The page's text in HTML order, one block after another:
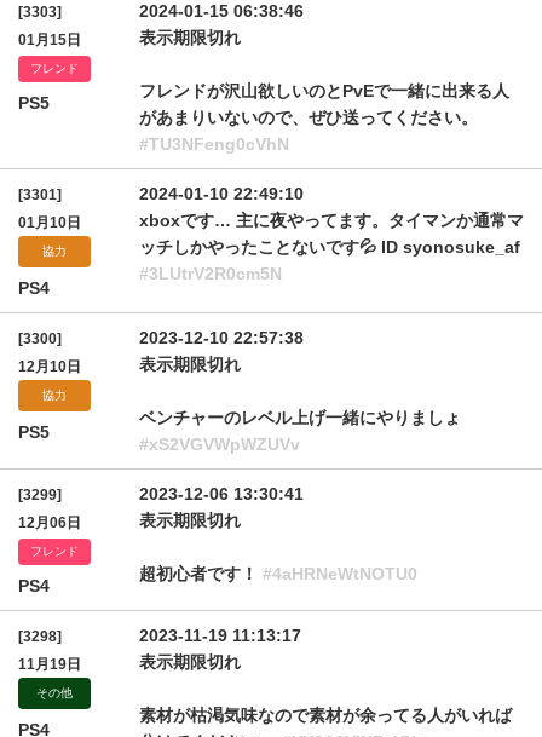
[3303]
01月15日
フレンド
PS5
2024-01-15 06:38:46
表示期限切れ
フレンドが沢山欲しいのとPvEで一緒に出来る人
があまりいないので、ぜひ送ってください。
#TU3NFeng0cVhN
[3301]
01月10日
協力
PS4
2024-01-10 22:49:10
xboxです… 主に夜やってます。タイマンか通常マ
ッチしかやったことないです💦 ID syonosuke_af
#3LUtrV2R0cm5N
[3300]
12月10日
協力
PS5
2023-12-10 22:57:38
表示期限切れ
ベンチャーのレベル上げ一緒にやりましょ
#xS2VGVWpWZUVv
[3299]
12月06日
フレンド
PS4
2023-12-06 13:30:41
表示期限切れ
超初心者です！ #4aHRNeWtNOTU0
[3298]
11月19日
その他
PS4
2023-11-19 11:13:17
表示期限切れ
素材が枯渇気味なので素材が余ってる人がいれば